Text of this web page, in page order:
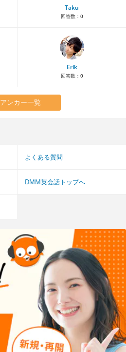
Taku
回答数： 0
Erik
回答数： 0
アンカー一覧
よくある質問
DMM英会話トップへ